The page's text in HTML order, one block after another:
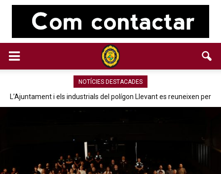
NOTÍCIES DESTACADES
L’Ajuntament i els industrials del polígon Llevant es reuneixen per